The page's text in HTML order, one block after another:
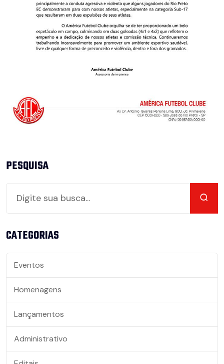
PESQUISA
CATEGORIAS
Eventos
Homenagens
Lançamentos
Administrativo